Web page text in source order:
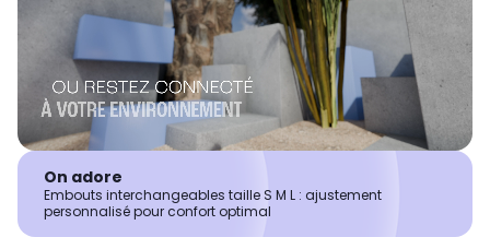
On adore
Embouts interchangeables taille S M L : ajustement
personnalisé pour confort optimal